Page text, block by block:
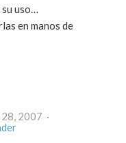
uso…
en manos de
en marzo 28, 2007 ·